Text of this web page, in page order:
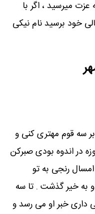
عزت میرسید ، اگر با
خود برسید نام نیکی
سه قوم مهتری کنی و
در اندوه بودی صبرکن
رنجی به تو
به خیر گذشت . تا سه
داری خبر او می رسد و